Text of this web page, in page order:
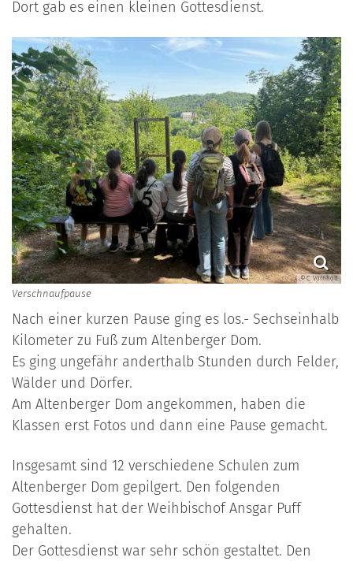
Dort gab es einen kleinen Gottesdienst.
© C. Vornholt
Verschnaufpause
Nach einer kurzen Pause ging es los.- Sechseinhalb
Kilometer zu Fuß zum Altenberger Dom.
Es ging ungefähr anderthalb Stunden durch Felder,
Wälder und Dörfer.
Am Altenberger Dom angekommen, haben die
Klassen erst Fotos und dann eine Pause gemacht.
Insgesamt sind 12 verschiedene Schulen zum
Altenberger Dom gepilgert. Den folgenden
Gottesdienst hat der Weihbischof Ansgar Puff
gehalten.
Der Gottesdienst war sehr schön gestaltet. Den